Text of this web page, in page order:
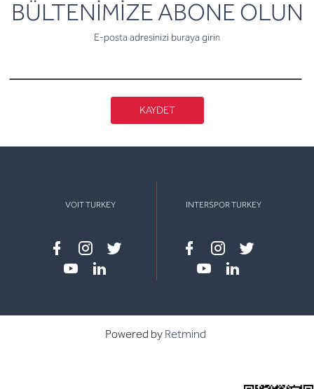
BÜLTENİMİZE ABONE OLUN
E-posta adresinizi buraya girin
KAYDET
VOIT TURKEY
Facebook
instagram
twitter
INTERSPOR TURKEY
Facebook
instagram
twitter
Powered by Retmind